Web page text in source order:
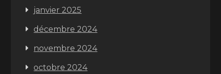
janvier 2025
décembre 2024
novembre 2024
octobre 2024